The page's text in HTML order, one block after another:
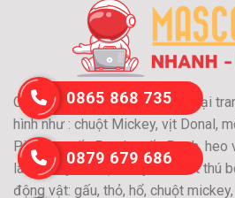
Chuyên may và cho thuê các loại
hình như : chuột Mickey, vịt Donal,
Pikachu, gấu Panda, gấu Pooh, heo
láu….Chuyên nhận may Mascot thú
động vật: gấu, thỏ, hổ, chuột
0865 868 735
0879 679 686